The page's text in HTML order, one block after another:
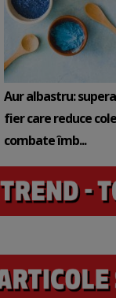
Aur albastru:
fier care reduce
combate îmb...